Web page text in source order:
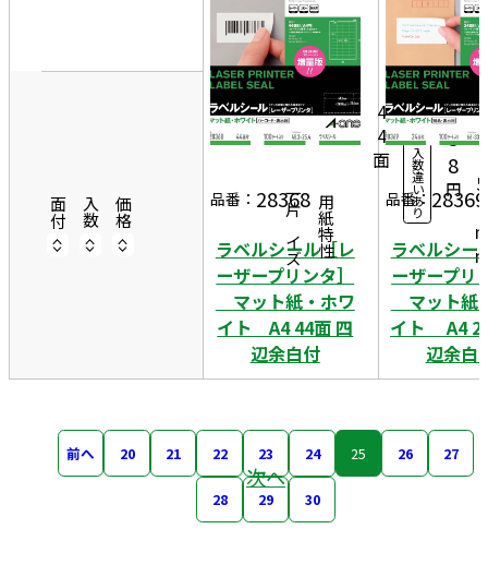
面付 入数 価格 一片サイズ用紙特性
品番： 28368
ラベルシール［レ
ーザープリンタ］
マット紙・ホワ
イト A4 44面 四
辺余白付
4
4
面
0シ
ー
ト
入
数
違
い
あ
り
6,
3
5
8
円
4
3
4
品番： 28369
ラベルシー
ーザープリ
マット紙
イト A4
辺余白
前へ 20 21 22 23 24 25 26 27
28 29 30
次へ